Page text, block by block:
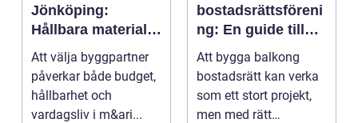
Jönköping:
Hållbara material
och trygga
processer
Att välja byggpartner
påverkar både budget,
hållbarhet och
vardagsliv i m&ari...
bostadsrättsföreni
ng: En guide till
från idé till
verklighet
Att bygga balkong
bostadsrätt kan verka
som ett stort projekt,
men med rätt